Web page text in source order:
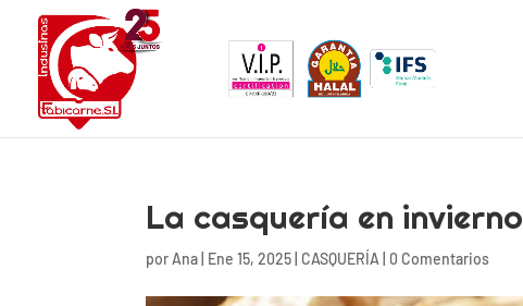
La casquería en invierno
porAna Ene 15, 2025 CASQUERÍA 0 Comentarios